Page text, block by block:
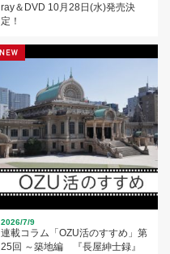
ray＆DVD 10月28日(水)発売決
定！
2026/7/9
連載コラム「OZU活のすすめ」第
25回 ～築地編 『長屋紳士録』